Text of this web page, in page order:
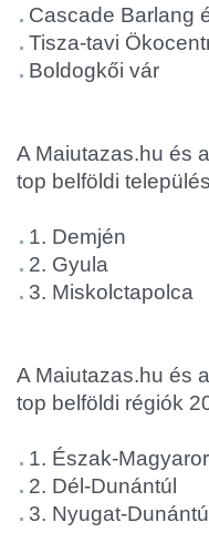
Cascade Barlang
Tisza-tavi
Boldogkői vár
A Maiutazas.hu és
top belföldi
1. Demjén
2. Gyula
3. Miskolctapolca
A Maiutazas.hu és
top belföldi régiók
1. Észak-
2. Dél-Dunántúl
3. Nyugat-Dunántúl